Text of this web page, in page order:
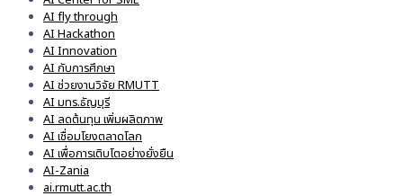
AI fly through
AI Hackathon
AI Innovation
AI กับการศึกษา
AI ช่วยงานวิจัย RMUTT
AI มทร.ธัญบุรี
AI ลดต้นทุน เพิ่มผลิตภาพ
AI เชื่อมโยงตลาดโลก
AI เพื่อการเติบโตอย่างยั่งยืน
AI-Zania
ai.rmutt.ac.th